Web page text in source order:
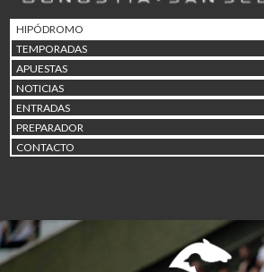
HIPÓDROMO
TEMPORADAS
APUESTAS
NOTICIAS
ENTRADAS
PREPARADOR
CONTACTO
15/08 17:05
23/08 17:30
30/08 17:30
02/09 11:15
06/09 17:30
30/09 11:30